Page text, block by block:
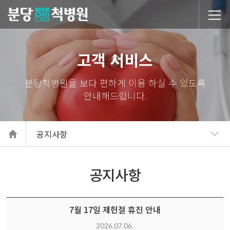
당척병원
고객 서비스
공지사항
공지사항
7월 17일 제헌절 휴진 안내
2026.07.06.